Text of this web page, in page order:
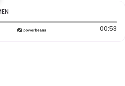
0 segundos 00:53